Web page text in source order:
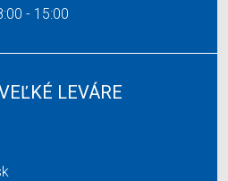
- 15:00
LEVÁRE